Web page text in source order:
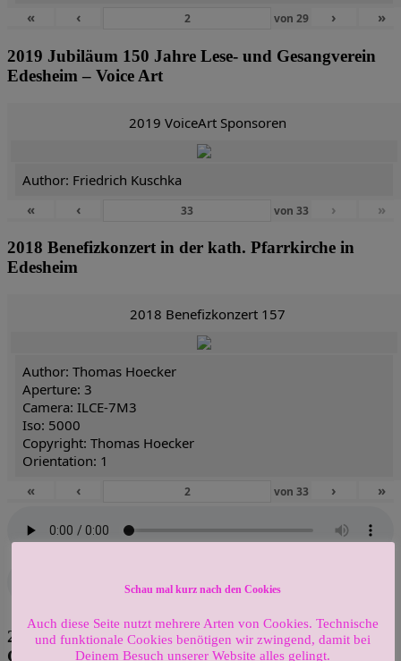
«
‹ von29 › »
2019 Jubiläum 150 Jahre Lese- und Gesangverein
Edesheim – Voice Art
2019 VoiceArt Sponsoren
Author: Friedrich Kuschka
«
‹ von33 › »
2018 Benefizkonzert in der kath. Pfarrkirche in
Edesheim
2018 Benefizkonzert 157
Author: Thomas Hoecker
Aperture: 3
Camera: ILCE-7M3
Iso: 5000
Copyright: Thomas Hoecker
Orientation: 1
«
‹ von33 › »
2018 Chorkonzert „Over the Rainbow“ im
Gewölbekeller „Goldener Engel“ Edesheim
Schau mal kurz nach den Cookies
Auch diese Seite nutzt mehrere Arten von Cookies. Technische
und funktionale Cookies benötigen wir zwingend, damit bei
Deinem Besuch unserer Website alles gelingt.